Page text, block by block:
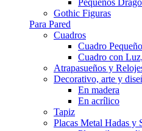
Pequeños
Gothic Figuras
Para Pared
Cuadros
Cuadro
Cuadro con
Atrapasueños y
Decorativo, arte y
En madera
En acrílico
Tapiz
Placas Metal Hadas y